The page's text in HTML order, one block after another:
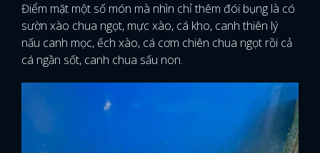
Điểm mặt một số món mà nhìn chỉ thêm đói bụng là có
sườn xào chua ngọt, mực xào, cá kho, canh thiên lý
nấu canh mọc, ếch xào, cá cơm chiên chua ngọt rồi cả
cá ngần sốt, canh chua sấu non.